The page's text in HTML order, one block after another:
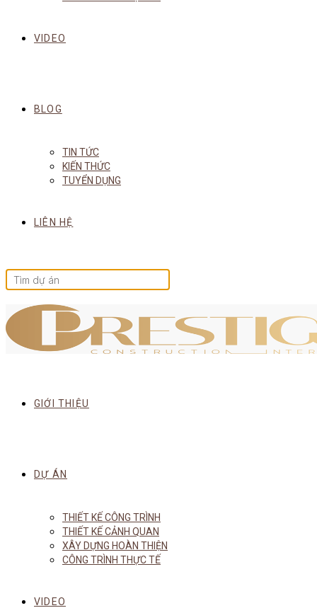
VIDEO
BLOG
TIN TỨC
KIẾN THỨC
TUYỂN DỤNG
LIÊN HỆ
GIỚI THIỆU
DỰ ÁN
THIẾT KẾ CÔNG TRÌNH
THIẾT KẾ CẢNH QUAN
XÂY DỰNG HOÀN THIỆN
CÔNG TRÌNH THỰC TẾ
VIDEO